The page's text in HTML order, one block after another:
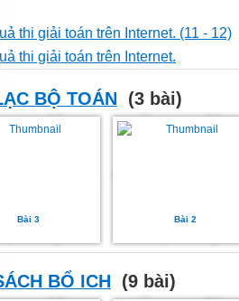
thi giải toán trên Internet. (11 - 12)
thi giải toán trên Internet.
BỘ TOÁN (3 bài)
Bài 3 Bài 2
BỔ ICH (9 bài)